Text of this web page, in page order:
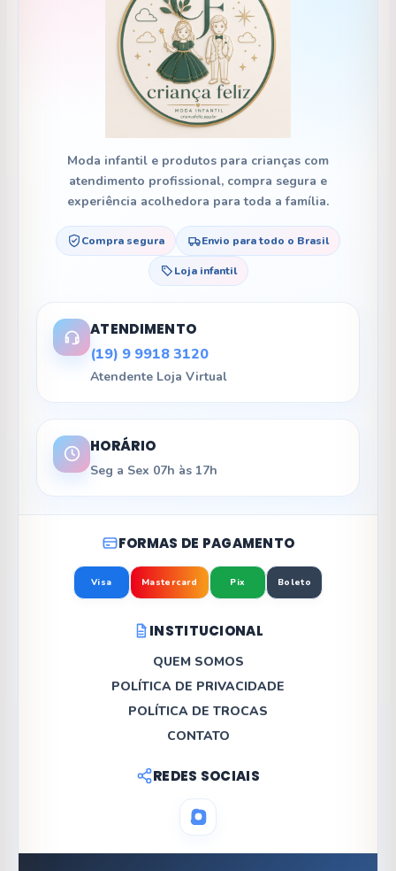
Moda infantil e produtos para crianças com
atendimento profissional, compra segura e
experiência acolhedora para toda a família.
Compra segura Envio para todo o Brasil
Loja infantil
ATENDIMENTO
(19) 9 9918 3120
Atendente Loja Virtual
HORÁRIO
Seg a Sex 07h às 17h
FORMAS DE PAGAMENTO
Visa Mastercard Pix Boleto
INSTITUCIONAL
QUEM SOMOS
POLÍTICA DE PRIVACIDADE
POLÍTICA DE TROCAS
CONTATO
REDES SOCIAIS